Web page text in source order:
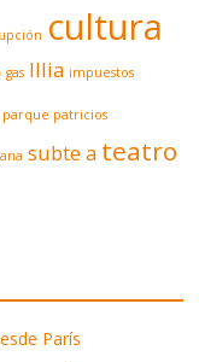
cultura
gas Illia impuestos
parque patricios
subte a teatro
París